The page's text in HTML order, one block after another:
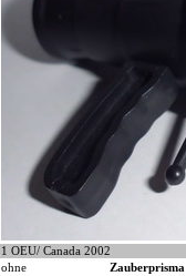
1 OEU/ Canada 2002
ohne
Zauberprisma